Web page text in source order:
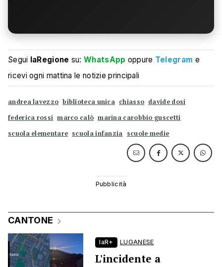
Segui laRegione su:WhatsApp oppure Telegram e
ricevi ogni mattina le notizie principali
andrea lavezzo biblioteca unica chiasso davide dosi
federica rossi marco calò marina carobbio guscetti
scuola elementare scuola infanzia scuole medie
CANTONE
laR+ LUGANESE
L'incidente a